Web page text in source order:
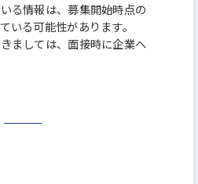
る情報は、募集開始時点の
いる可能性があります。
ましては、面接時に企業へ